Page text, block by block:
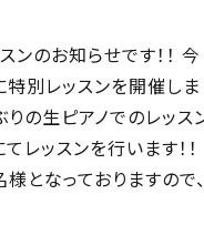
ンのお知らせです！！ 今
別レッスンを開催しま
りの生ピアノでのレッス
レッスンを行います！！
となっておりますので